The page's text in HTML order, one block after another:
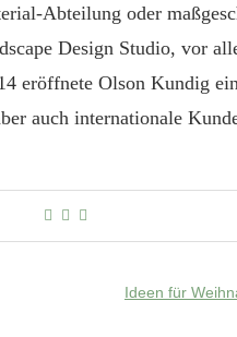
Abteilung oder
Design Studio, vor
eröffnete Olson Kundig
auch internationale
Ideen für